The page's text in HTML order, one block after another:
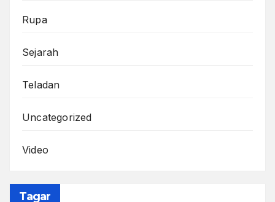
Rupa
Sejarah
Teladan
Uncategorized
Video
Tagar